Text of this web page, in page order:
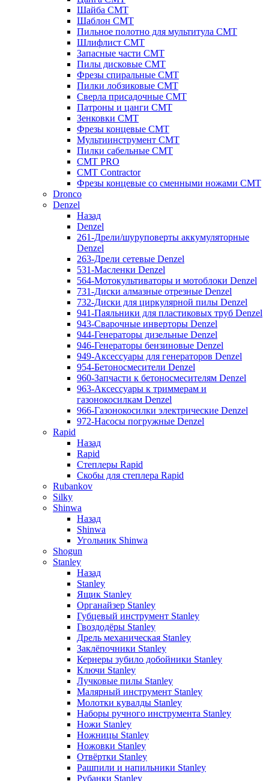
Шайба CMT
Шаблон CMT
Пильное полотно для мультитула CMT
Шлифлист CMT
Запасные части CMT
Пилы дисковые CMT
Фрезы спиральные CMT
Пилки лобзиковые СМТ
Сверла присадочные СМТ
Патроны и цанги CMT
Зенковки СМТ
Фрезы концевые CMT
Мультиинструмент СМТ
Пилки сабельные СМТ
CMT PRO
CMT Contractor
Фрезы концевые со сменными ножами CMT
Dronco
Denzel
Назад
Denzel
261-Дрели/шуруповерты аккумуляторные
Denzel
263-Дрели сетевые Denzel
531-Масленки Denzel
564-Мотокультиваторы и мотоблоки Denzel
731-Диски алмазные отрезные Denzel
732-Диски для циркулярной пилы Denzel
941-Паяльники для пластиковых труб Denzel
943-Сварочные инверторы Denzel
944-Генераторы дизельные Denzel
946-Генераторы бензиновые Denzel
949-Аксессуары для генераторов Denzel
954-Бетоносмесители Denzel
960-Запчасти к бетоносмесителям Denzel
963-Аксессуары к триммерам и
газонокосилкам Denzel
966-Газонокосилки электрические Denzel
972-Насосы погружные Denzel
Rapid
Назад
Rapid
Степлеры Rapid
Скобы для cтеплера Rapid
Rubankov
Silky
Shinwa
Назад
Shinwa
Угольник Shinwa
Shogun
Stanley
Назад
Stanley
Ящик Stanley
Органайзер Stanley
Губцевый инструмент Stanley
Гвоздодёры Stanley
Дрель механическая Stanley
Заклёпочники Stanley
Кернеры зубило добойники Stanley
Ключи Stanley
Лучковые пилы Stanley
Малярный инструмент Stanley
Молотки кувалды Stanley
Наборы ручного инструмента Stanley
Ножи Stanley
Ножницы Stanley
Ножовки Stanley
Отвёртки Stanley
Рашпили и напильники Stanley
Рубанки Stanley